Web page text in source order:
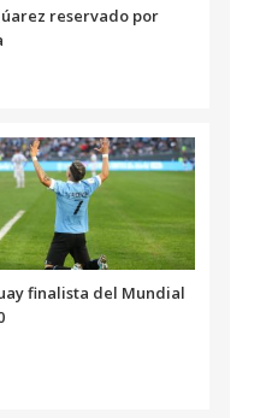
reservado por
finalista del Mundial